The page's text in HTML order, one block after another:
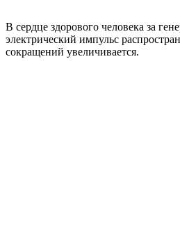
В сердце здорового человека за
электрический импульс
сокращений увеличивается.